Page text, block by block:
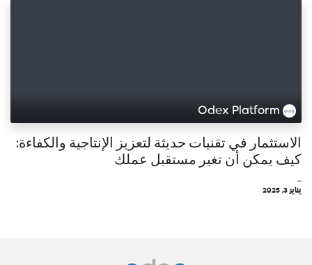
Odex Platform
الاستثمار في تقنيات حديثة لتعزيز الإنتاجية والكفاءة:
كيف يمكن أن تغير مستقبل عملك
...
يناير 3, 2025